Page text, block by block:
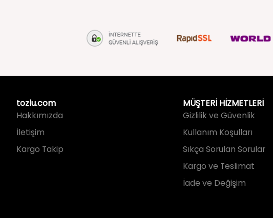
tozlu.com
İletişim
Kargo Takip
MÜŞTERİ HİZMETLERİ
Kullanım Koşulları